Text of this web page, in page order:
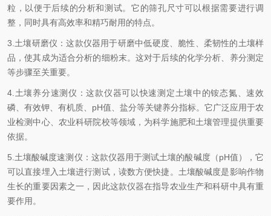
粒，以便于后续的分析和测试。它的筛孔尺寸可以根据需要进行调
整，同时具有高效率和精巧耐用的特点。
3.土壤研磨仪：这款仪器用于研磨中低硬度、脆性、柔韧性的土壤样
品，使其成为适合分析的细粉末。这对于后续的化学分析、养分测定
等步骤至关重要。
4.土壤养分速测仪：这款仪器可以快速测定土壤中的铵态氮、速效
磷、有效钾、有机质、pH值、盐分等关键养分指标。它广泛应用于农
业检测中心、农业科研院校等领域，为科学施肥和土壤管理提供重要
依据。
5.土壤酸碱度速测仪：这款仪器用于测试土壤的酸碱度（pH值），它
可以直接埋入土壤进行测试，读数方便快捷。土壤酸碱度是影响作物
生长的重要因素之一，因此这款仪器在指导农业生产和科研中具有重
要作用。